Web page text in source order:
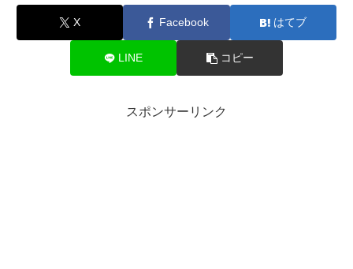
X Facebook はてブ
LINE コピー
スポンサーリンク